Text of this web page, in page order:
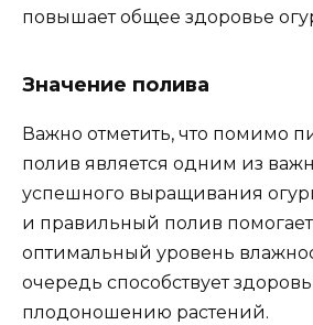
повышает общее здоровье
Значение полива
Важно отметить, что помимо
полив является одним из
успешного выращивания
и правильный полив
оптимальный уровень
очередь способствует
плодоношению растений.